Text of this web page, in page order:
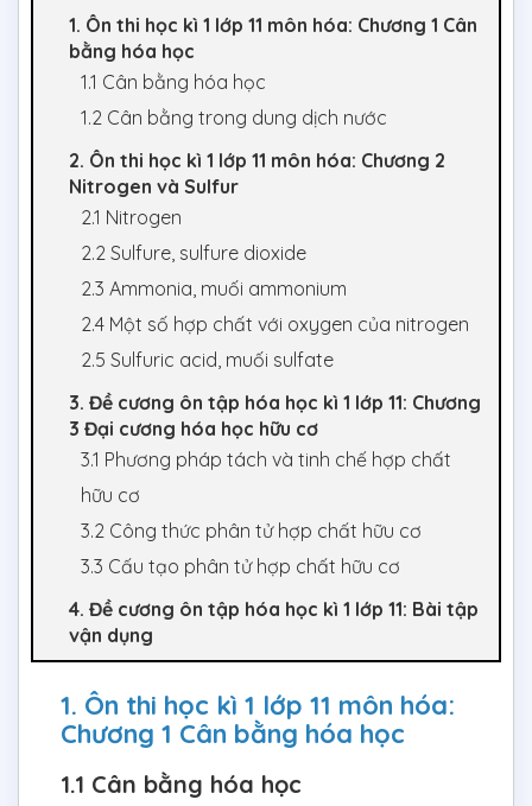
1. Ôn thi học kì 1 lớp 11 môn hóa: Chương 1 Cân
bằng hóa học
1.1 Cân bằng hóa học
1.2 Cân bằng trong dung dịch nước
2. Ôn thi học kì 1 lớp 11 môn hóa: Chương 2
Nitrogen và Sulfur
2.1 Nitrogen
2.2 Sulfure, sulfure dioxide
2.3 Ammonia, muối ammonium
2.4 Một số hợp chất với oxygen của nitrogen
2.5 Sulfuric acid, muối sulfate
3. Đề cương ôn tập hóa học kì 1 lớp 11: Chương
3 Đại cương hóa học hữu cơ
3.1 Phương pháp tách và tinh chế hợp chất
hữu cơ
3.2 Công thức phân tử hợp chất hữu cơ
3.3 Cấu tạo phân tử hợp chất hữu cơ
4. Đề cương ôn tập hóa học kì 1 lớp 11: Bài tập
vận dụng
1. Ôn thi học kì 1 lớp 11 môn hóa:
Chương 1 Cân bằng hóa học
1.1 Cân bằng hóa học